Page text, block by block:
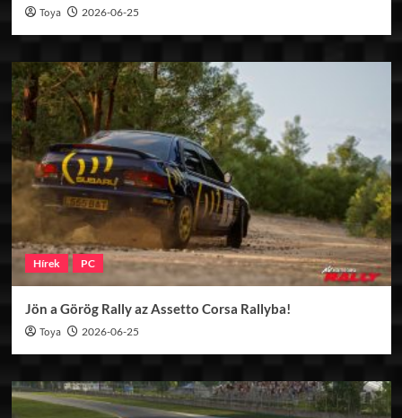
Toya 2026-06-25
Hírek PC
Jön a Görög Rally az Assetto Corsa Rallyba!
Toya 2026-06-25